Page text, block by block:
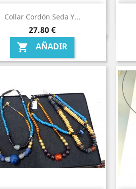
Collar Cordón Seda Y...
Precio
27,80 €
 AÑADIR